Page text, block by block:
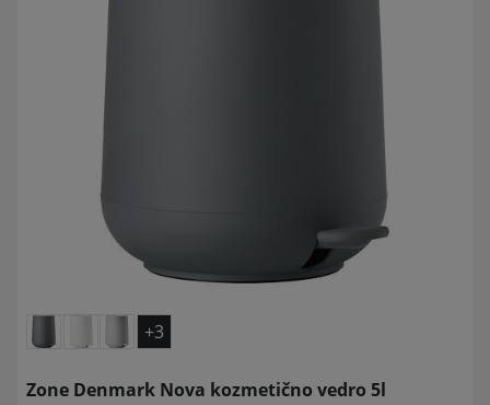
+3
Zone Denmark Nova kozmetično vedro 5l